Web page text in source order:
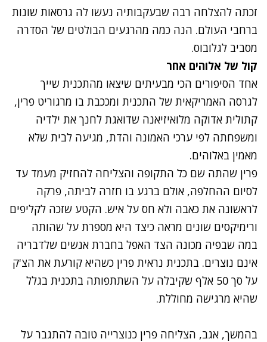
זכתה להצלחה רבה שבעקבותיה נעשו לה גרסאות שונות
ברחבי העולם. הנה כמה מהרגעים הבולטים של הסדרה
מסביב לגלובוס.
קול של אלוהים אחר
אחד הסיפורים הכי מבעיתים שיצאו מהתכנית שייך
לגרסה האמריקאית של התכנית ומככבת בו מרגוריט פרין,
קתולית אדוקה מלואיזיאנה שדואגת לחנך את ילדיה
ומשפחתה לפי ערכי האמונה והדת, מגיעה לבית שלא
מאמין באלוהים.
פרין שהתה שם כל התקופה והצליחה להחזיק מעמד עד
לסיום ההחלפה, אולם ברגע בו חזרה לביתה, פרקה
לראשונה את כאבה ולא חס על איש. הקטע שזכה לקליפים
ורימיקסים שונים מראה כיצד היא מספרת על שהותה
במה שבפיה מכונה הצד האפל בחברת אנשים שלדבריה
אינם נוצרים. בתכנית נראית פרין כשהיא קורעת את הצ'ק
על סך 50 אלף שקיבלה על השתתפותה בתכנית בגלל
שהיא מרגישה מחוללת.
בהמשך, אגב, הצליחה פרין כנוצרייה טובה להתגבר על